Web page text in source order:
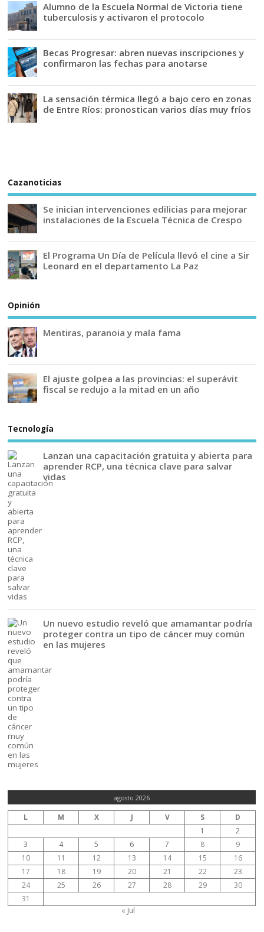
Alumno de la Escuela Normal de Victoria tiene
tuberculosis y activaron el protocolo
Becas Progresar: abren nuevas inscripciones y
confirmaron las fechas para anotarse
La sensación térmica llegó a bajo cero en zonas
de Entre Ríos: pronostican varios días muy fríos
Cazanoticias
Se inician intervenciones edilicias para mejorar
instalaciones de la Escuela Técnica de Crespo
El Programa Un Día de Película llevó el cine a Sir
Leonard en el departamento La Paz
Opinión
Mentiras, paranoia y mala fama
El ajuste golpea a las provincias: el superávit
fiscal se redujo a la mitad en un año
Tecnología
Lanzan una capacitación gratuita y abierta para
aprender RCP, una técnica clave para salvar
vidas
Un nuevo estudio reveló que amamantar podría
proteger contra un tipo de cáncer muy común
en las mujeres
agosto 2026
L M X J V S
D
1
2
3
4 5 6 7 8
9
10
11 12 13 14 15
16
17
18 19 20 21 22
23
24
25 26 27 28 29
30
31
« Jul